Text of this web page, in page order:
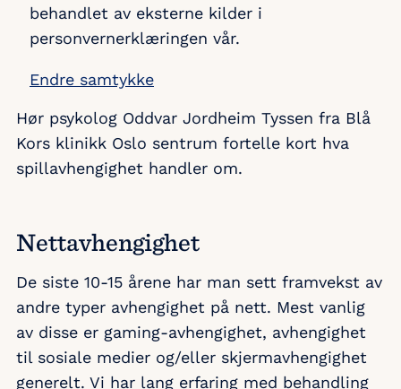
behandlet av eksterne kilder i
personvernerklæringen vår.
Endre samtykke
Hør psykolog Oddvar Jordheim Tyssen fra Blå
Kors klinikk Oslo sentrum fortelle kort hva
spillavhengighet handler om.
Nettavhengighet
De siste 10-15 årene har man sett framvekst av
andre typer avhengighet på nett. Mest vanlig
av disse er gaming-avhengighet, avhengighet
til sosiale medier og/eller skjermavhengighet
generelt. Vi har lang erfaring med behandling